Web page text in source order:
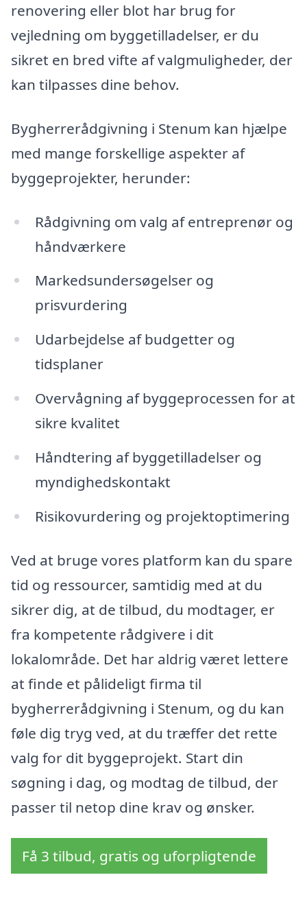
renovering eller blot har brug for
vejledning om byggetilladelser, er du
sikret en bred vifte af valgmuligheder, der
kan tilpasses dine behov.
Bygherrerådgivning i Stenum kan hjælpe
med mange forskellige aspekter af
byggeprojekter, herunder:
Rådgivning om valg af entreprenør og
håndværkere
Markedsundersøgelser og
prisvurdering
Udarbejdelse af budgetter og
tidsplaner
Overvågning af byggeprocessen for at
sikre kvalitet
Håndtering af byggetilladelser og
myndighedskontakt
Risikovurdering og projektoptimering
Ved at bruge vores platform kan du spare
tid og ressourcer, samtidig med at du
sikrer dig, at de tilbud, du modtager, er
fra kompetente rådgivere i dit
lokalområde. Det har aldrig været lettere
at finde et pålideligt firma til
bygherrerådgivning i Stenum, og du kan
føle dig tryg ved, at du træffer det rette
valg for dit byggeprojekt. Start din
søgning i dag, og modtag de tilbud, der
passer til netop dine krav og ønsker.
Få 3 tilbud, gratis og uforpligtende